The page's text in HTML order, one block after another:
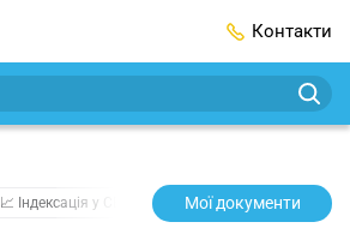
Контакти
📈 Індексація у СЕРПНІ 2️⃣0️⃣2️⃣7️⃣ Усі
Мої документи